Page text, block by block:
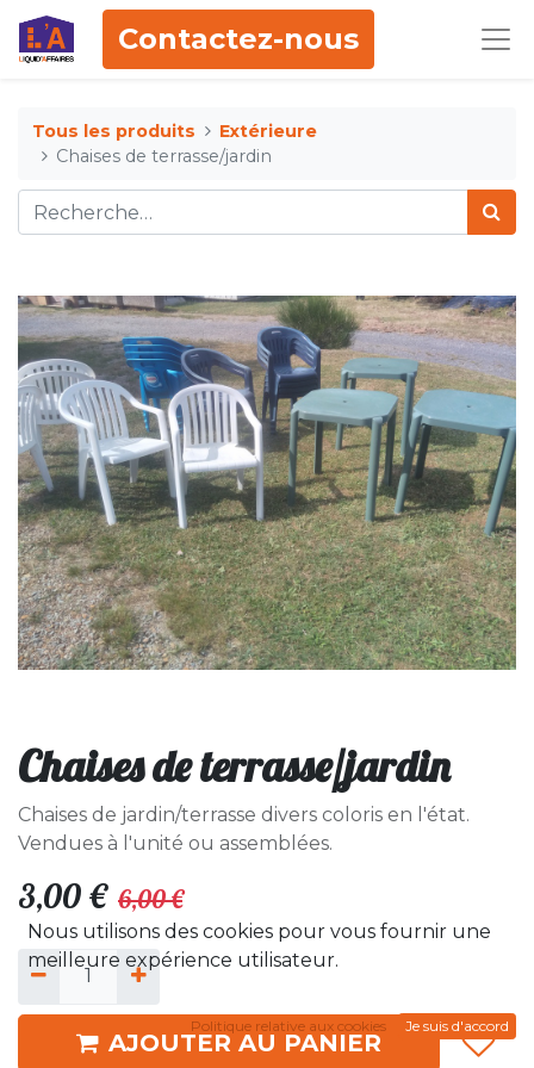
Contactez-nous
Tous les produits
Extérieure
Chaises de terrasse/jardin
Chaises de terrasse/jardin
Chaises de jardin/terrasse divers coloris en l'état.
Vendues à l'unité ou assemblées.
3,00 € 6,00€
AJOUTER AU PANIER
Nous utilisons des cookies pour vous fournir une
meilleure expérience utilisateur.
Politique relative aux cookies Je suis d'accord